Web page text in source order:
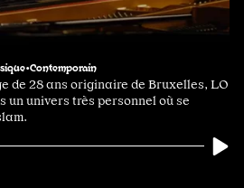
de 28 ans originaire de Bruxelles, LO
un univers très personnel où se